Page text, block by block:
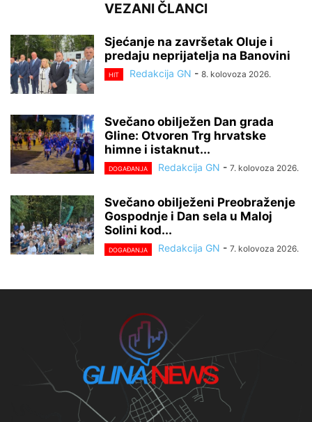
VEZANI ČLANCI
Sjećanje na završetak Oluje i
predaju neprijatelja na Banovini
HIT Redakcija GN - 8. kolovoza 2026.
Svečano obilježen Dan grada
Gline: Otvoren Trg hrvatske
himne i istaknut...
DOGAĐANJA Redakcija GN - 7. kolovoza 2026.
Svečano obilježeni Preobraženje
Gospodnje i Dan sela u Maloj
Solini kod...
DOGAĐANJA Redakcija GN - 7. kolovoza 2026.